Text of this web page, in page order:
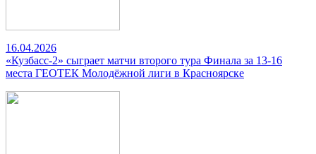
16.04.2026
«Кузбасс-2» сыграет матчи второго тура Финала за 13-16
места ГЕОТЕК Молодёжной лиги в Красноярске